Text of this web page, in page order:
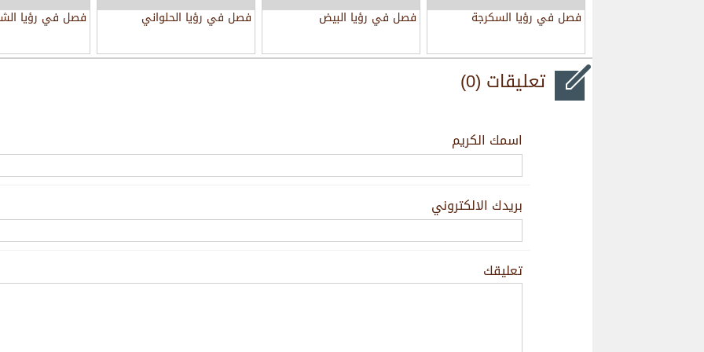
فصل في رؤيا السكرجة فصل في رؤيا البيض فصل في رؤيا الحلواني فصل في رؤيا
تعليقات (0)
اسمك الكريم
بريدك الالكتروني
تعليقك